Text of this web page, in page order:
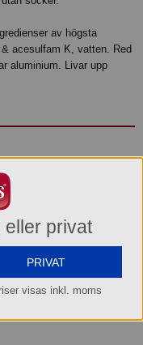
av högsta
acesulfam K, vatten. Red
aluminium. Livar upp
Vitamin
B6,
eller privat
PRIVAT
visas inkl. moms